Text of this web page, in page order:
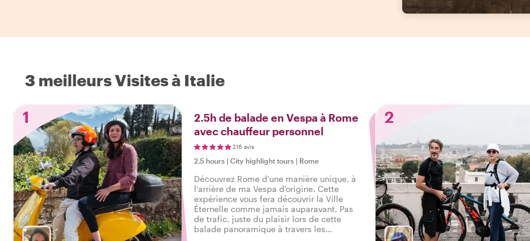
3 meilleurs Visites à Italie
1
2.5h de balade en Vespa à Rome
avec chauffeur personnel
216 avis
2.5 hours | City highlight tours | Rome
Découvrez Rome d'une manière unique, à
l'arrière de ma Vespa d'origine. Cette
expérience vous fera découvrir la Ville
Éternelle comme jamais auparavant. Pas
de trafic, juste du plaisir lors de cette
balade panoramique à travers les
2